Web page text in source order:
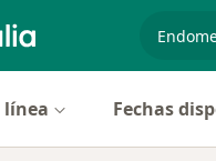
línea Fechas